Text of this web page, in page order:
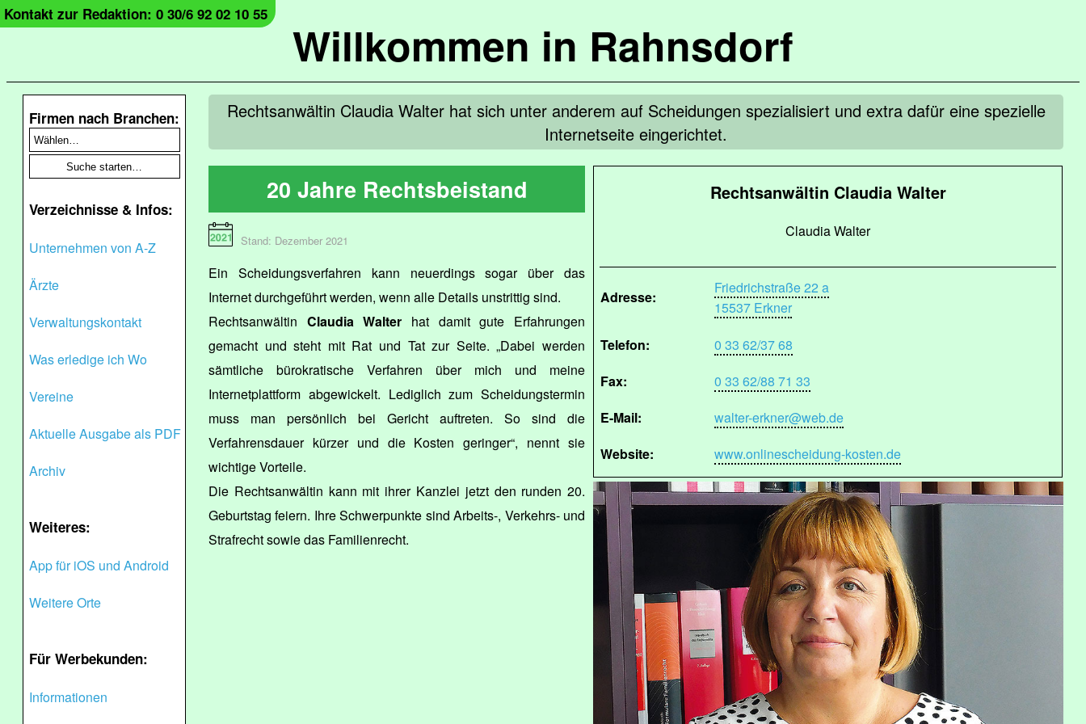
Willkommen in Rahnsdorf
Kontakt zur Redaktion: 0 30/6 92 02 10 55
Firmen nach Branchen:
Verzeichnisse & Infos:
Unternehmen von A-Z
Ärzte
Verwaltungskontakt
Was erledige ich Wo
Vereine
Aktuelle Ausgabe als PDF
Archiv
Weiteres:
App für iOS und Android
Weitere Orte
Für Werbekunden:
Informationen
Rechtsanwältin Claudia Walter hat sich unter anderem auf Scheidungen spezialisiert und extra dafür eine spezielle
Internetseite eingerichtet.
Rechtsanwältin Claudia Walter
Claudia Walter
Adresse:
Friedrichstraße 22 a
15537 Erkner
Telefon:
0 33 62/37 68
Fax:
0 33 62/88 71 33
E-Mail:
walter-erkner@web.de
Website:
www.onlinescheidung-kosten.de
20 Jahre Rechtsbeistand
Stand: Dezember 2021
Ein Scheidungsverfahren kann neuerdings sogar über das
Internet durchgeführt werden, wenn alle Details unstrittig sind.
Rechtsanwältin Claudia Walter hat damit gute Erfahrungen
gemacht und steht mit Rat und Tat zur Seite. „Dabei werden
sämtliche bürokratische Verfahren über mich und meine
Internetplattform abgewickelt. Lediglich zum Scheidungstermin
muss man persönlich bei Gericht auftreten. So sind die
Verfahrensdauer kürzer und die Kosten geringer“, nennt sie
wichtige Vorteile.
Die Rechtsanwältin kann mit ihrer Kanzlei jetzt den runden 20.
Geburtstag feiern. Ihre Schwerpunkte sind Arbeits-, Verkehrs- und
Strafrecht sowie das Familienrecht.